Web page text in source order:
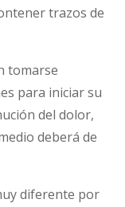
trazos de
tomarse
para iniciar su
del dolor,
deberá de
diferente por